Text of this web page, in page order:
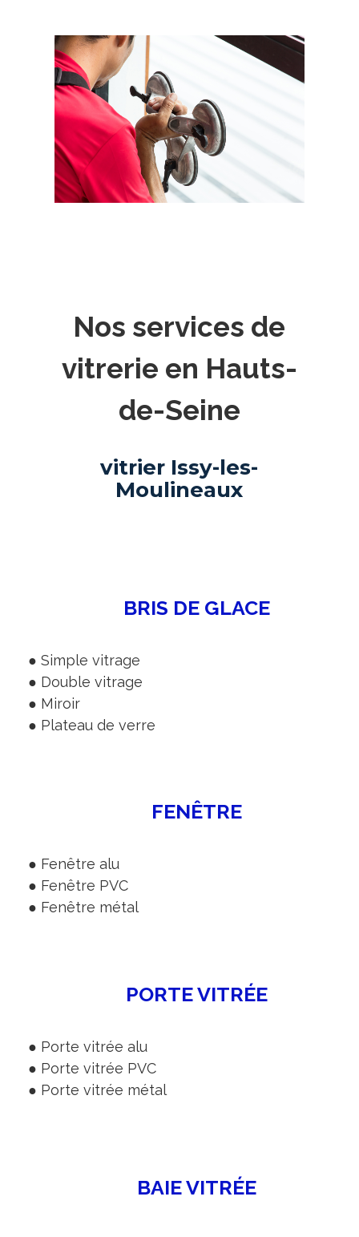
Nos services de
vitrerie en Hauts-
de-Seine
vitrier Issy-les-
Moulineaux
BRIS DE GLACE
● Simple vitrage
● Double vitrage
● Miroir
● Plateau de verre
FENÊTRE
● Fenêtre alu
● Fenêtre PVC
● Fenêtre métal
PORTE VITRÉE
● Porte vitrée alu
● Porte vitrée PVC
● Porte vitrée métal
BAIE VITRÉE